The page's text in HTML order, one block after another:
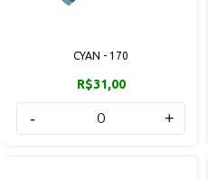
CYAN - 170
R$31,00
- +